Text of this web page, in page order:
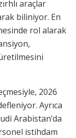
araçlar
biliniyor. En
rol alarak
2026
Ayrıca
Arabistan’da
istihdam